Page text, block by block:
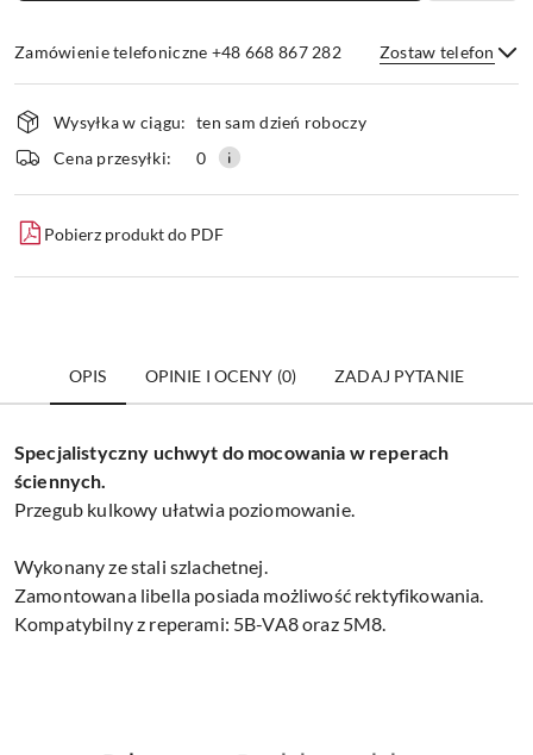
Zamówienie telefoniczne +48 668 867 282 Zostaw telefon
Wyślij
Dostępność
i
dostawa
Wysyłka w ciągu: ten sam dzień roboczy
Cena przesyłki:
0
Pobierz produkt do PDF
OPIS OPINIE I OCENY (0) ZADAJ PYTANIE
Specjalistyczny uchwyt do mocowania w reperach
ściennych.
Przegub kulkowy ułatwia poziomowanie.
Wykonany ze stali szlachetnej.
Zamontowana libella posiada możliwość rektyfikowania.
Kompatybilny z reperami: 5B-VA8 oraz 5M8.